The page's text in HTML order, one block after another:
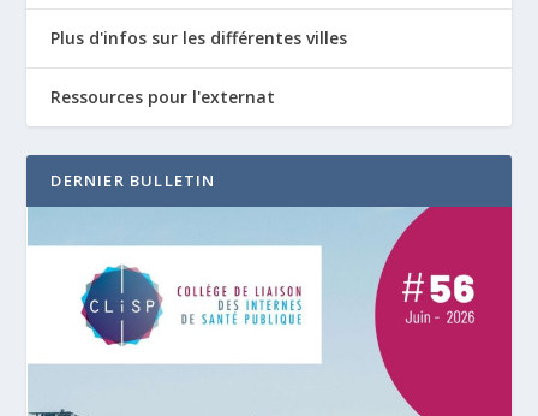
Plus d'infos sur les différentes villes
Ressources pour l'externat
DERNIER BULLETIN